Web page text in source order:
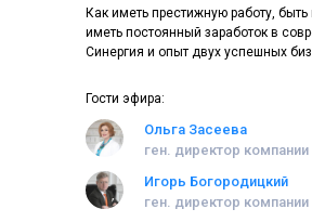
Консультирование
области менеджмента,
сервисориентирования. 15-
Как иметь престижную работу,
иметь постоянный заработок в
Синергия и опыт двух успешных
Гости эфира:
Ольга Засеева
ген. директор
Игорь Богородицкий
ген. директор